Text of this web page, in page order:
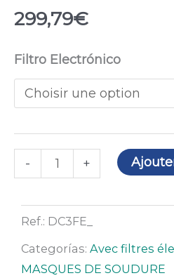
299,79€
Filtro Electrónico
-
quantité
de
Masque
souder
3
+
Ref.: DC3FE_
Categorías: Avec filtres
MASQUES DE SOUDURE